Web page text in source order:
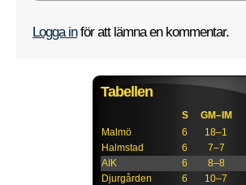
Logga inför att lämna en kommentar.
Tabellen
S GM–IM
Malmö
6 18–1
Halmstad
6 7–7
AIK
6 8–8
Djurgården
6 10–7